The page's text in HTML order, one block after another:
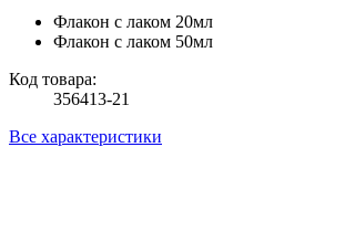
Флакон с лаком 20мл
Флакон с лаком 50мл
Код товара:
356413-21
Все характеристики